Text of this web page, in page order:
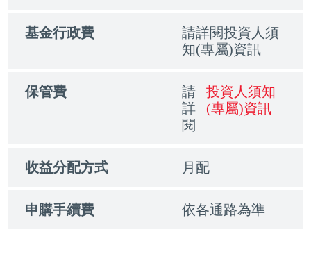
基金行政費
請詳閱投資人須
知(專屬)資訊
保管費
請
詳
閱
投資人須知
(專屬)資訊
收益分配方式 月配
申購手續費 依各通路為準